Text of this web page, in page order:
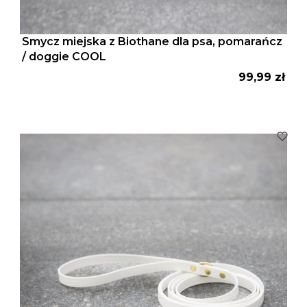
Smycz miejska z Biothane dla psa, pomarańcz
/ doggie COOL
Cena
99,99 zł